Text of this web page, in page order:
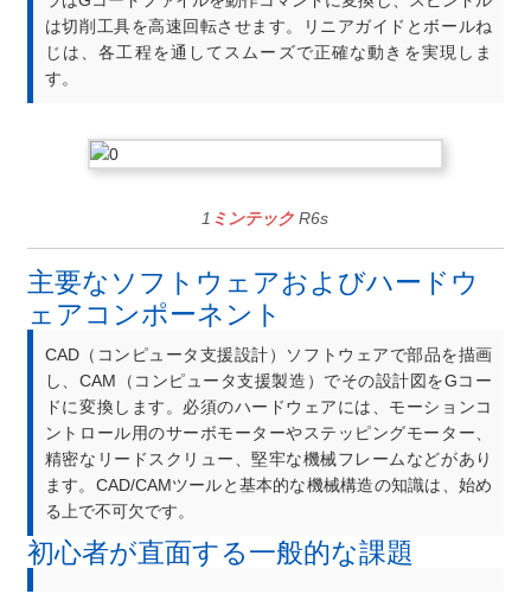
は切削工具を高速回転させます。リニアガイドとボールね
じは、各工程を通してスムーズで正確な動きを実現しま
す。
1 ミンテック R6s
主要なソフトウェアおよびハードウ
ェアコンポーネント
CAD（コンピュータ支援設計）ソフトウェアで部品を描画
し、CAM（コンピュータ支援製造）でその設計図をGコー
ドに変換します。必須のハードウェアには、モーションコ
ントロール用のサーボモーターやステッピングモーター、
精密なリードスクリュー、堅牢な機械フレームなどがあり
ます。CAD/CAMツールと基本的な機械構造の知識は、始め
る上で不可欠です。
初心者が直面する一般的な課題